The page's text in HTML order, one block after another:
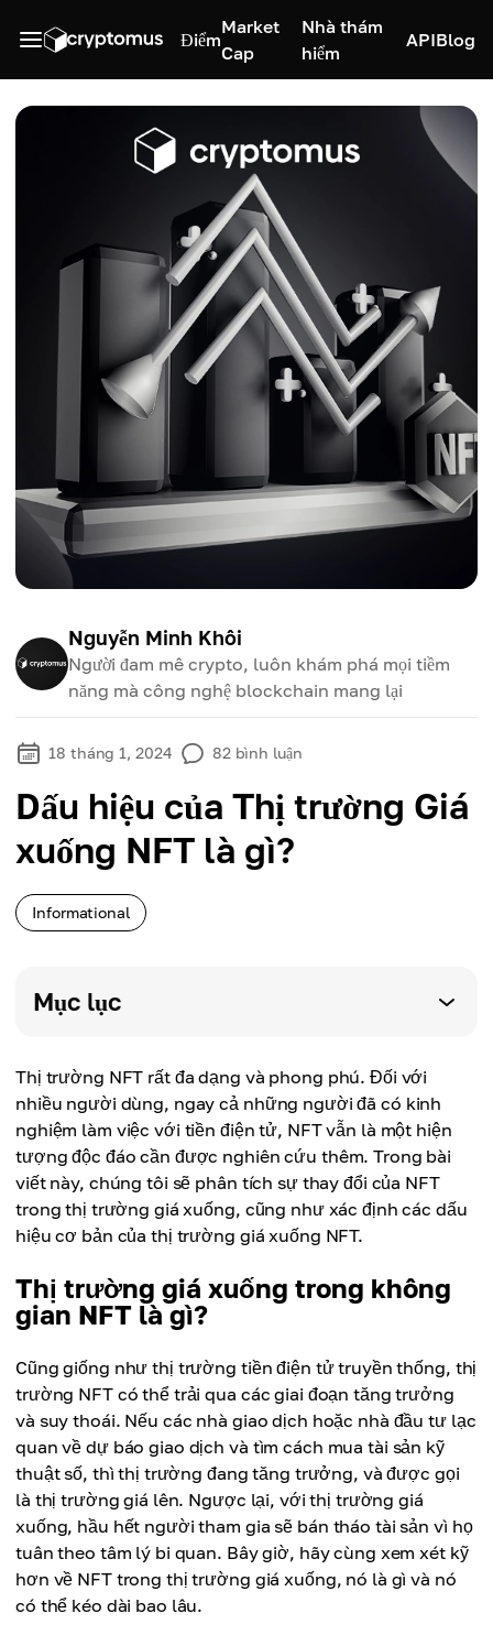
Điểm
Market
Cap
Nhà thám
hiểm
APIBlog
Nguyễn Minh Khôi
Người đam mê crypto, luôn khám phá mọi tiềm
năng mà công nghệ blockchain mang lại
18 tháng 1, 2024 82 bình luận
Dấu hiệu của Thị trường Giá
xuống NFT là gì?
Informational
Mục lục
Thị trường NFT rất đa dạng và phong phú. Đối với
nhiều người dùng, ngay cả những người đã có kinh
nghiệm làm việc với tiền điện tử, NFT vẫn là một hiện
tượng độc đáo cần được nghiên cứu thêm. Trong bài
viết này, chúng tôi sẽ phân tích sự thay đổi của NFT
trong thị trường giá xuống, cũng như xác định các dấu
hiệu cơ bản của thị trường giá xuống NFT.
Thị trường giá xuống trong không
gian NFT là gì?
Cũng giống như thị trường tiền điện tử truyền thống, thị
trường NFT có thể trải qua các giai đoạn tăng trưởng
và suy thoái. Nếu các nhà giao dịch hoặc nhà đầu tư lạc
quan về dự báo giao dịch và tìm cách mua tài sản kỹ
thuật số, thì thị trường đang tăng trưởng, và được gọi
là thị trường giá lên. Ngược lại, với thị trường giá
xuống, hầu hết người tham gia sẽ bán tháo tài sản vì họ
tuân theo tâm lý bi quan. Bây giờ, hãy cùng xem xét kỹ
hơn về NFT trong thị trường giá xuống, nó là gì và nó
có thể kéo dài bao lâu.